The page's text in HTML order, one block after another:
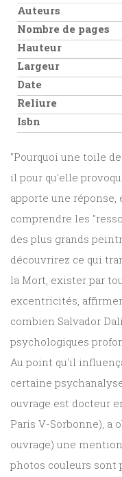
Auteurs
Nombre de pages
Hauteur
Largeur
Date
Reliure
Isbn
"Pourquoi une toile
il pour qu'elle
apporte une
comprendre les
des plus grands
découvrirez ce qui
la Mort, exister par
excentricités,
combien Salvador
psychologiques
Au point qu'il
certaine
ouvrage est docteur
Paris V-Sorbonne), a
ouvrage) une
photos couleurs sont